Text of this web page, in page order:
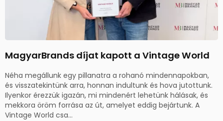
MagyarBrands díjat kapott a Vintage World
Néha megállunk egy pillanatra a rohanó mindennapokban,
és visszatekintünk arra, honnan indultunk és hova jutottunk.
Ilyenkor érezzük igazán, mi mindenért lehetünk hálásak, és
mekkora öröm forrása az út, amelyet eddig bejártunk. A
Vintage World csa...